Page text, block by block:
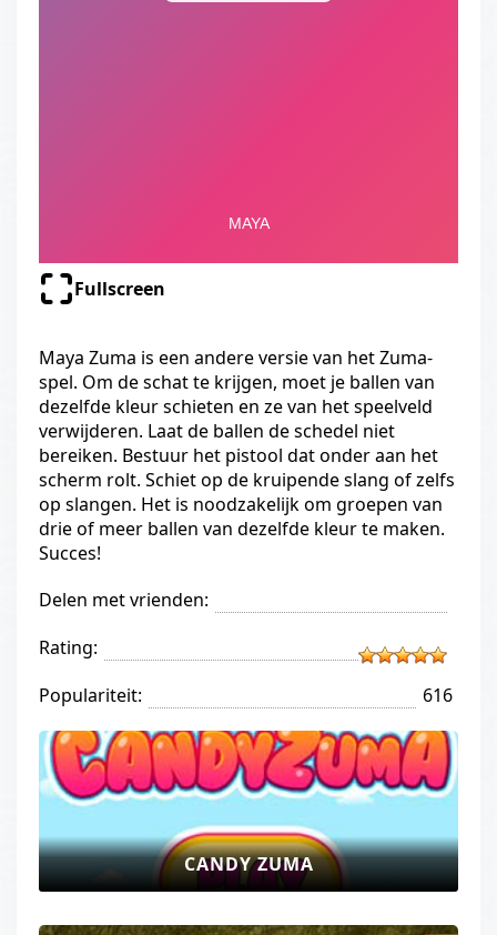
Fullscreen
Maya Zuma is een andere versie van het Zuma-
spel. Om de schat te krijgen, moet je ballen van
dezelfde kleur schieten en ze van het speelveld
verwijderen. Laat de ballen de schedel niet
bereiken. Bestuur het pistool dat onder aan het
scherm rolt. Schiet op de kruipende slang of zelfs
op slangen. Het is noodzakelijk om groepen van
drie of meer ballen van dezelfde kleur te maken.
Succes!
Delen met vrienden:
Rating:
Populariteit:
616
CANDY ZUMA